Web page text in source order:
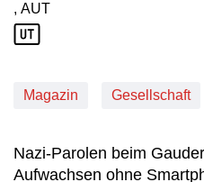
Produktionsland: AUT
, AUT
Magazin Gesellschaft
Nazi-Parolen beim
Aufwachsen ohne